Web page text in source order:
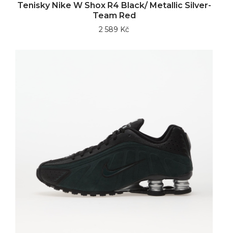
Tenisky Nike W Shox R4 Black/ Metallic Silver-
Team Red
2 589 Kč